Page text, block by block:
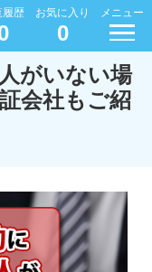
履歴 お気に入り
0
メニュー
がいない場
会社もご紹